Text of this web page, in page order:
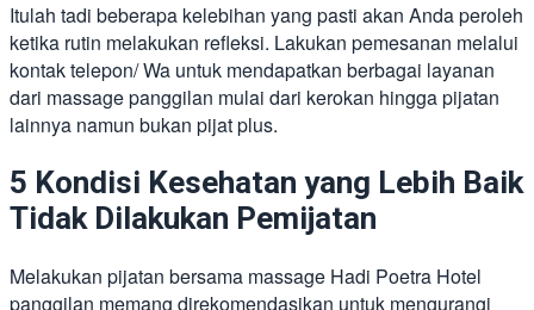
Itulah tadi beberapa kelebihan yang pasti akan Anda peroleh
ketika rutin melakukan refleksi. Lakukan pemesanan melalui
kontak telepon/ Wa untuk mendapatkan berbagai layanan
dari massage panggilan mulai dari kerokan hingga pijatan
lainnya namun bukan pijat plus.
5 Kondisi Kesehatan yang Lebih Baik
Tidak Dilakukan Pemijatan
Melakukan pijatan bersama massage Hadi Poetra Hotel
panggilan memang direkomendasikan untuk mengurangi